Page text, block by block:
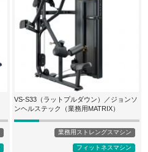
VS-S33（ラットプルダウン）／ジョンソ
ンヘルステック（業務用MATRIX）
業務用ストレングスマシン
フィットネスマシン